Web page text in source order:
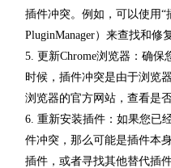
插件冲突。例如，可以使用“
PluginManager）来查找和修
5. 更新Chrome浏览器：确保
时候，插件冲突是由于浏览
浏览器的官方网站，查看是
6. 重新安装插件：如果您已
件冲突，那么可能是插件本
插件，或者寻找其他替代插件